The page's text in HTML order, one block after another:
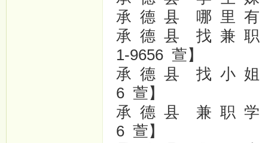
承 德 县 哪 里 有
承 德 县 找 兼 职
1-9656 萱】
承 德 县 找 小 姐
6 萱】
承 德 县 兼 职 学
6 萱】